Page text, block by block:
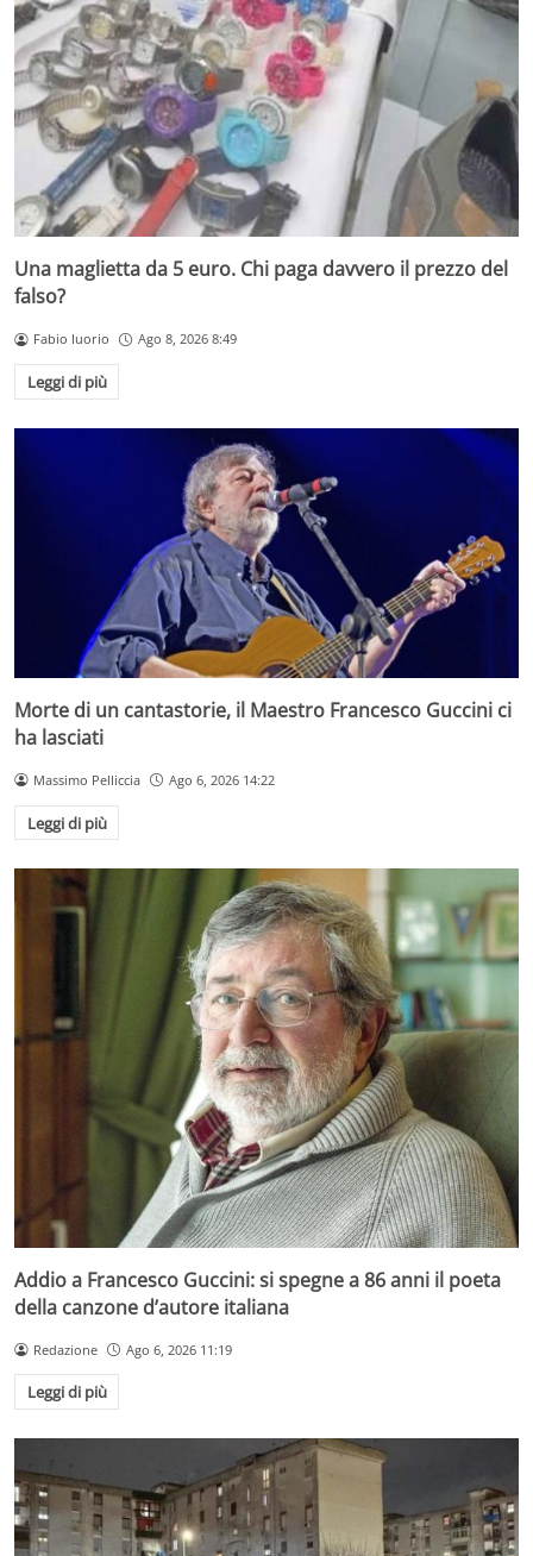
Una maglietta da 5 euro. Chi paga davvero il prezzo del
falso?
Fabio Iuorio Ago 8, 2026 8:49
Leggi di più
Morte di un cantastorie, il Maestro Francesco Guccini ci
ha lasciati
Massimo Pelliccia Ago 6, 2026 14:22
Leggi di più
Addio a Francesco Guccini: si spegne a 86 anni il poeta
della canzone d’autore italiana
Redazione Ago 6, 2026 11:19
Leggi di più